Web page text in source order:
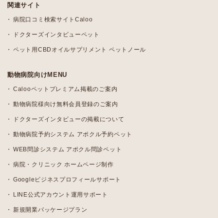
関連サイト
病院口コミ検索サイトCaloo
ドクターズインタビューペット
ペット用CBDオイルサプリメント ペットノール
動物病院向けMENU
Calooペットプレミアム掲載のご案内
動物病院様向け無料会員登録のご案内
ドクターズインタビューの掲載について
動物病院予約システム アポクル予約ペット
WEB問診システム アポクル問診ペット
病院・クリニック ホームページ制作
Googleビジネスプロフィールサポート
LINE公式アカウント運用サポート
新規開業パッケージプラン